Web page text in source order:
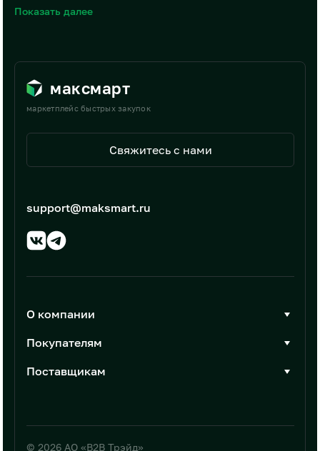
Показать далее
максмарт
маркетплейс быстрых закупок
Свяжитесь с нами
support@maksmart.ru
О компании
Покупателям
Поставщикам
© 2026 АО «B2B Трэйд»